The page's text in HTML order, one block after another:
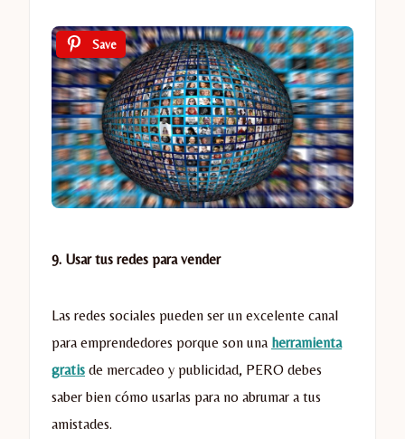
Save
9. Usar tus redes para vender
Las redes sociales pueden ser un excelente canal
para emprendedores porque son una herramienta
gratis de mercadeo y publicidad, PERO debes
saber bien cómo usarlas para no abrumar a tus
amistades.